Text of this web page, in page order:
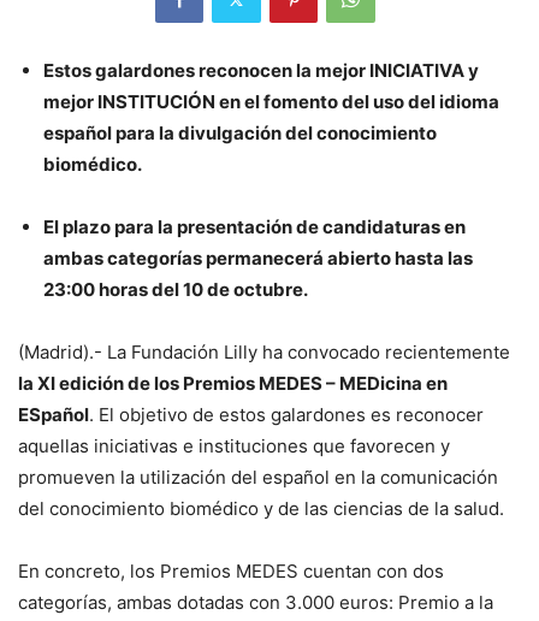
Estos galardones reconocen la mejor INICIATIVA y
mejor INSTITUCIÓN en el fomento del uso del idioma
español para la divulgación del conocimiento
biomédico.
El plazo para la presentación de candidaturas en
ambas categorías permanecerá abierto hasta las
23:00 horas del 10 de octubre.
(Madrid).- La Fundación Lilly ha convocado recientemente
la XI edición de los Premios MEDES – MEDicina en
ESpañol. El objetivo de estos galardones es reconocer
aquellas iniciativas e instituciones que favorecen y
promueven la utilización del español en la comunicación
del conocimiento biomédico y de las ciencias de la salud.
En concreto, los Premios MEDES cuentan con dos
categorías, ambas dotadas con 3.000 euros: Premio a la